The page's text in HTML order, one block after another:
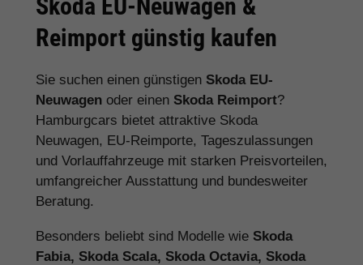
Skoda EU-Neuwagen &
Reimport günstig kaufen
Sie suchen einen günstigen Skoda EU-
Neuwagen oder einen Skoda Reimport?
Hamburgcars bietet attraktive Skoda
Neuwagen, EU-Reimporte, Tageszulassungen
und Vorlauffahrzeuge mit starken Preisvorteilen,
umfangreicher Ausstattung und bundesweiter
Beratung.
Besonders beliebt sind Modelle wie Skoda
Fabia, Skoda Scala, Skoda Octavia, Skoda